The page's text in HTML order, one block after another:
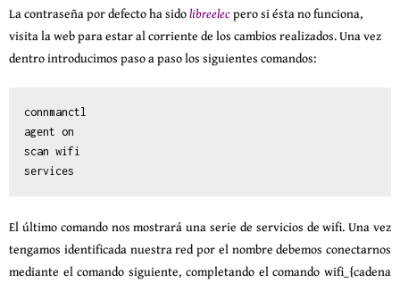
La contraseña por defecto ha sidolibreelecpero si ésta no funciona,
visita la web para estar al corriente de los cambios realizados. Una vez
dentro introducimos paso a paso los siguientes comandos:
connmanctl
agent on
scan wifi
services
El último comando nos mostrará una serie de servicios de wifi. Una vez
tengamos identificada nuestra red por el nombre debemos conectarnos
mediante el comando siguiente, completando el comando wifi_{cadena